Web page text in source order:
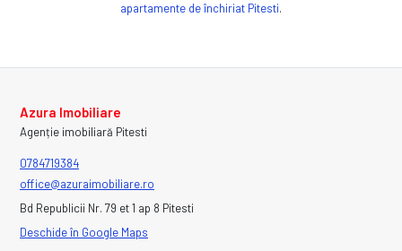
apartamente de închiriat Pitesti.
Azura Imobiliare
Agenție imobiliară Pitesti
0784719384
office@azuraimobiliare.ro
Bd Republicii Nr. 79 et 1 ap 8 Pitesti
Deschide în Google Maps